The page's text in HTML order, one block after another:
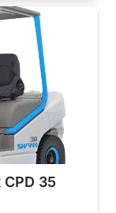
35